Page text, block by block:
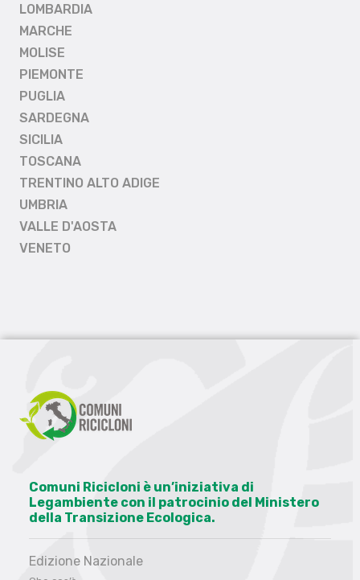
LOMBARDIA
MARCHE
MOLISE
PIEMONTE
PUGLIA
SARDEGNA
SICILIA
TOSCANA
TRENTINO ALTO ADIGE
UMBRIA
VALLE D'AOSTA
VENETO
Comuni Ricicloni è un’iniziativa di
Legambiente con il patrocinio del Ministero
della Transizione Ecologica.
Edizione Nazionale